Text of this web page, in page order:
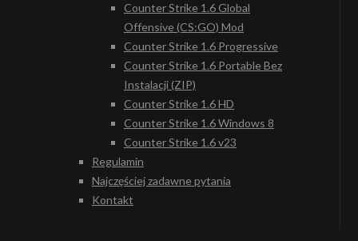
Counter Strike 1.6 Global
Offensive (CS:GO) Mod
Counter Strike 1.6 Progressive
Counter Strike 1.6 Portable Bez
Instalacji (ZIP)
Counter Strike 1.6 HD
Counter Strike 1.6 Windows 8
Counter Strike 1.6 v23
Regulamin
Najczęściej zadawne pytania
Kontakt